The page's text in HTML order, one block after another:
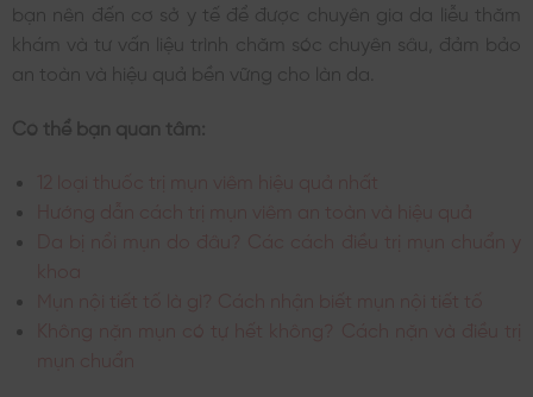
bạn nên đến cơ sở y tế để được chuyên gia da liễu thăm
khám và tư vấn liệu trình chăm sóc chuyên sâu, đảm bảo
an toàn và hiệu quả bền vững cho làn da.
Có thể bạn quan tâm: